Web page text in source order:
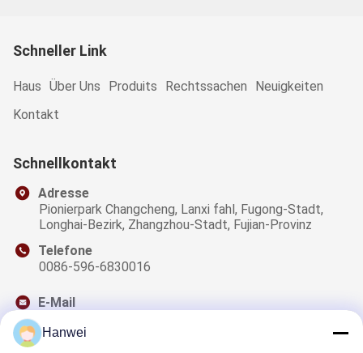
Schneller Link
Haus Über Uns Produits Rechtssachen
Neuigkeiten
Kontakt
Schnellkontakt
Adresse
Pionierpark Changcheng, Lanxi fahl, Fugong-Stadt,
Longhai-Bezirk, Zhangzhou-Stadt, Fujian-Provinz
Telefone
0086-596-6830016
E-Mail
Hanwei